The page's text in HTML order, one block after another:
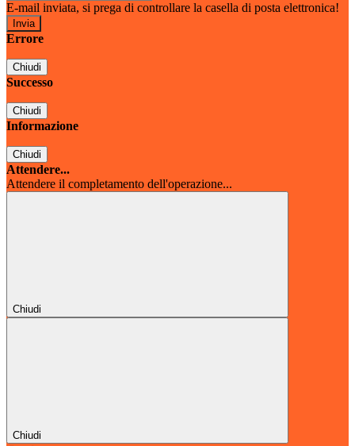
E-mail inviata, si prega di controllare la casella di posta elettronica!
Errore
Chiudi
Successo
Chiudi
Informazione
Chiudi
Attendere...
Attendere il completamento dell'operazione...
Chiudi
Chiudi